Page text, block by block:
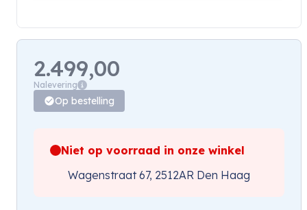
2.499,00
Nalevering
Op bestelling
Niet op voorraad in onze winkel
Wagenstraat 67, 2512AR Den Haag